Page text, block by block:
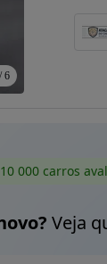
/ 6
000 carros
Veja